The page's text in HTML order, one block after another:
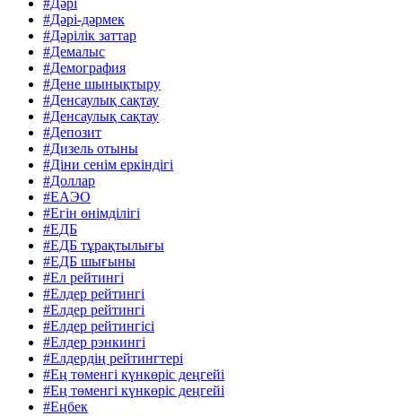
#Дәрі
#Дәрі-дәрмек
#Дәрілік заттар
#Демалыс
#Демография
#Дене шынықтыру
#Денсаулық сақтау
#Денсаулық сақтау
#Депозит
#Дизель отыны
#Діни сенім еркіндігі
#Доллар
#ЕАЭО
#Егін өнімділігі
#ЕДБ
#ЕДБ тұрақтылығы
#ЕДБ шығыны
#Ел рейтингі
#Елдер рейтингі
#Елдер рейтингі
#Елдер рейтингісі
#Елдер рэнкингі
#Елдердің рейтингтері
#Ең төменгі күнкөріс деңгейі
#Ең төменгі күнкөріс деңгейі
#Еңбек